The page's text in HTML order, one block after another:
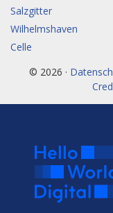
Salzgitter
Wilhelmshaven
Celle
© 2026 ·